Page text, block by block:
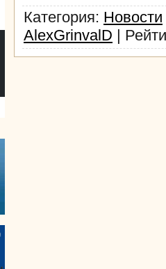
Категория: Новости
AlexGrinvalD